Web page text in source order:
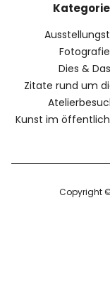
Fotografie
Dies & Das
Zitate rund um
Kunst im
Copyright